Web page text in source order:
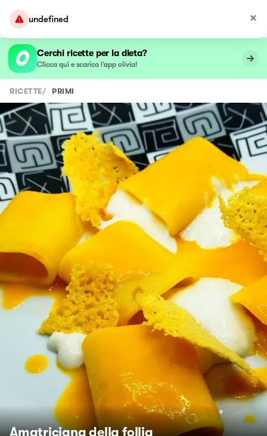
undefined
Cerchi ricette per la dieta?
Clicca qui e scarica l’app olivia!
RICETTE/ PRIMI
Amatriciana della follia